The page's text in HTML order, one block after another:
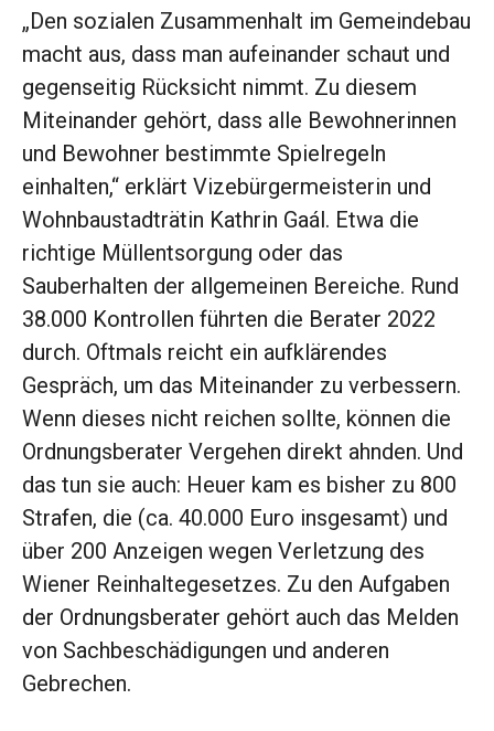
„Den sozialen Zusammenhalt im Gemeindebau
macht aus, dass man aufeinander schaut und
gegenseitig Rücksicht nimmt. Zu diesem
Miteinander gehört, dass alle Bewohnerinnen
und Bewohner bestimmte Spielregeln
einhalten,“ erklärt Vizebürgermeisterin und
Wohnbaustadträtin Kathrin Gaál. Etwa die
richtige Müllentsorgung oder das
Sauberhalten der allgemeinen Bereiche. Rund
38.000 Kontrollen führten die Berater 2022
durch. Oftmals reicht ein aufklärendes
Gespräch, um das Miteinander zu verbessern.
Wenn dieses nicht reichen sollte, können die
Ordnungsberater Vergehen direkt ahnden. Und
das tun sie auch: Heuer kam es bisher zu 800
Strafen, die (ca. 40.000 Euro insgesamt) und
über 200 Anzeigen wegen Verletzung des
Wiener Reinhaltegesetzes. Zu den Aufgaben
der Ordnungsberater gehört auch das Melden
von Sachbeschädigungen und anderen
Gebrechen.